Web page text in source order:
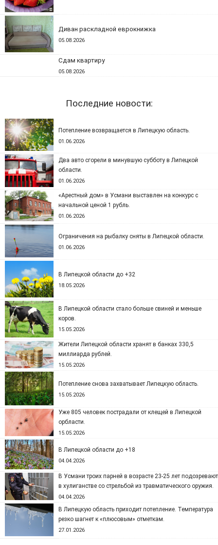
Диван раскладной еврокнижка
05.08.2026
Сдам квартиру
05.08.2026
Последние новости:
Потепление возвращается в Липецкую область.
01.06.2026
Два авто сгорели в минувшую субботу в Липецкой
области.
01.06.2026
«Арестный дом» в Усмани выставлен на конкурс с
начальной ценой 1 рубль.
01.06.2026
Ограничения на рыбалку сняты в Липецкой области.
01.06.2026
В Липецкой области до +32
18.05.2026
В Липецкой области стало больше свиней и меньше
коров.
15.05.2026
Жители Липецкой области хранят в банках 330,5
миллиарда рублей.
15.05.2026
Потепление снова захватывает Липецкую область.
15.05.2026
Уже 805 человек пострадали от клещей в Липецкой
орбласти.
15.05.2026
В Липецкой области до +18
04.04.2026
В Усмани троих парней в возрасте 23-25 лет подозревают
в хулиганстве со стрельбой из травматического оружия.
04.04.2026
В Липецкую область приходит потепление. Температура
резко шагнет к «плюсовым» отметкам.
27.01.2026